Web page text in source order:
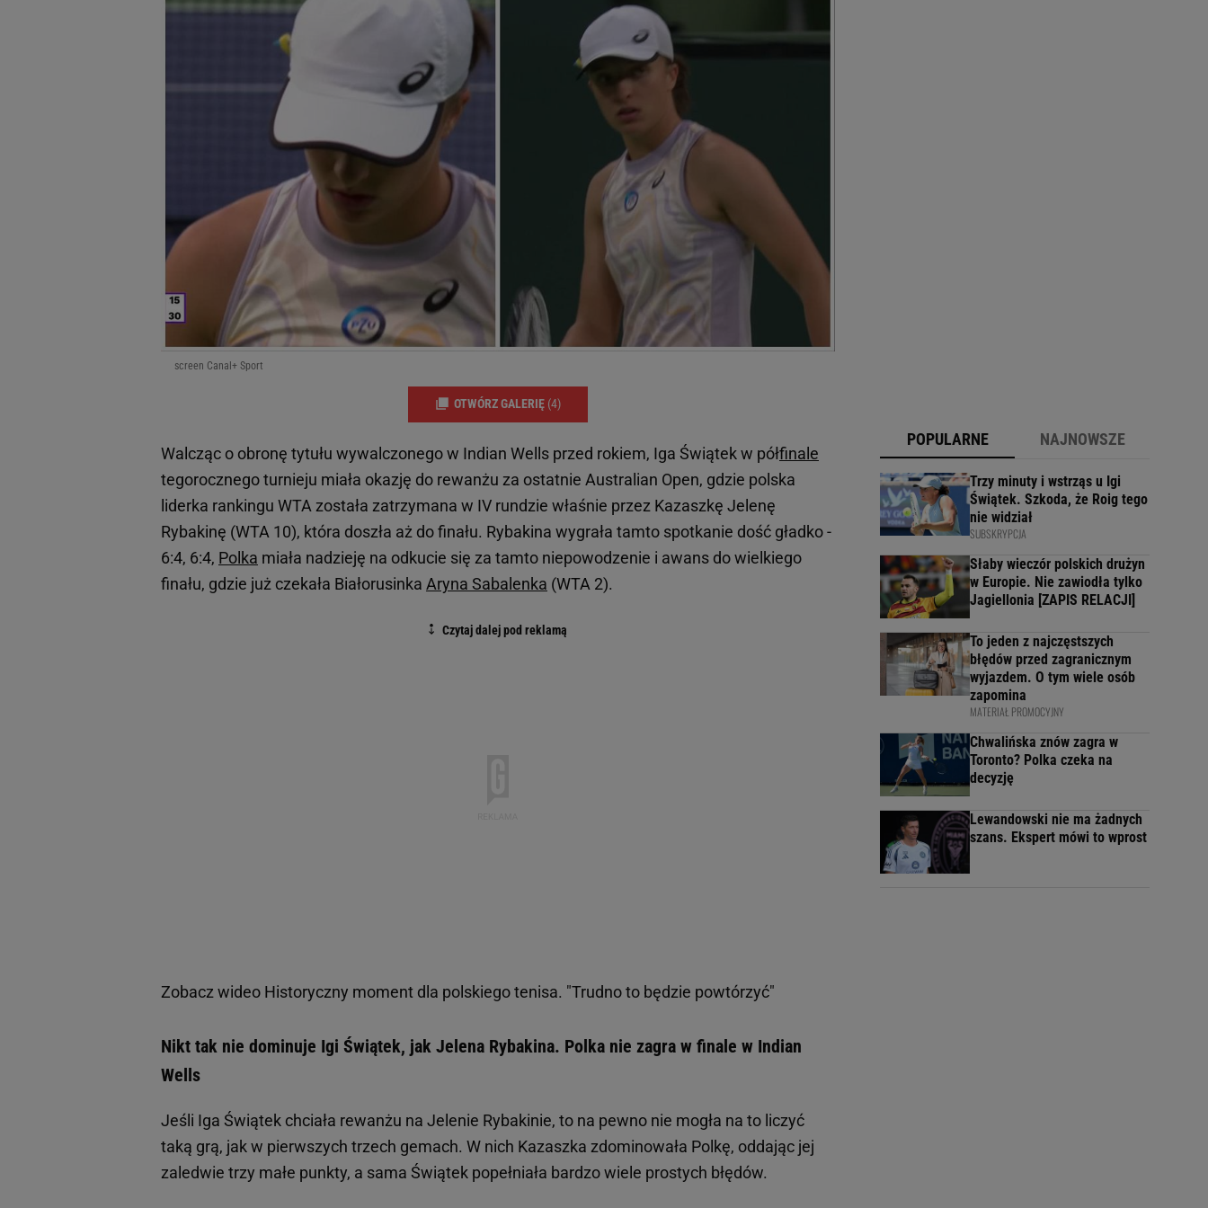
screen Canal+ Sport
OTWÓRZ GALERIĘ (4)
Walcząc o obronę tytułu wywalczonego w Indian Wells przed rokiem, Iga Świątek w półfinale
tegorocznego turnieju miała okazję do rewanżu za ostatnie Australian Open, gdzie polska
liderka rankingu WTA została zatrzymana w IV rundzie właśnie przez Kazaszkę Jelenę
Rybakinę (WTA 10), która doszła aż do finału. Rybakina wygrała tamto spotkanie dość gładko -
6:4, 6:4, Polka miała nadzieję na odkucie się za tamto niepowodzenie i awans do wielkiego
finału, gdzie już czekała Białorusinka Aryna Sabalenka (WTA 2).
Zobacz wideo Historyczny moment dla polskiego tenisa. "Trudno to będzie powtórzyć"
Nikt tak nie dominuje Igi Świątek, jak Jelena Rybakina. Polka nie zagra w finale w Indian
Wells
Jeśli Iga Świątek chciała rewanżu na Jelenie Rybakinie, to na pewno nie mogła na to liczyć
taką grą, jak w pierwszych trzech gemach. W nich Kazaszka zdominowała Polkę, oddając jej
zaledwie trzy małe punkty, a sama Świątek popełniała bardzo wiele prostych błędów.
POPULARNE NAJNOWSZE
Trzy minuty i wstrząs u Igi
Świątek. Szkoda, że Roig tego
nie widział
SUBSKRYPCJA
Słaby wieczór polskich drużyn
w Europie. Nie zawiodła tylko
Jagiellonia [ZAPIS RELACJI]
To jeden z najczęstszych
błędów przed zagranicznym
wyjazdem. O tym wiele osób
zapomina
MATERIAŁ PROMOCYJNY
Chwalińska znów zagra w
Toronto? Polka czeka na
decyzję
Lewandowski nie ma żadnych
szans. Ekspert mówi to wprost